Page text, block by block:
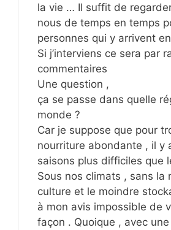
la vie … Il suffit de
nous de temps en temps
personnes qui y arrivent
Si j’interviens ce sera par
commentaires
Une question ,
ça se passe dans quelle
monde ?
Car je suppose que pour
nourriture abondante , il y
saisons plus difficiles que
Sous nos climats , sans la
culture et le moindre
à mon avis impossible de
façon . Quoique , avec une